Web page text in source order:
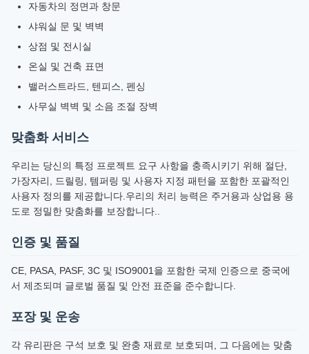
자동차의 정면과 창문
샤워실 문 및 벽벽
상점 및 전시실
온실 및 건축 표면
밸러스트라드, 텐피스, 펜싱
사무실 벽벽 및 소음 조절 장벽
맞춤화 서비스
우리는 당신의 특정 프로젝트 요구 사항을 충족시키기 위해 절단,
가장자리, 드릴링, 템퍼링 및 사용자 지정 패턴을 포함한 포괄적인
사용자 정의를 제공합니다.우리의 처리 능력은 주거용과 상업용 용
도로 정밀한 맞춤화를 보장합니다..
인증 및 품질
CE, PASA, PASF, 3C 및 ISO9001을 포함한 국제 인증으로 중국에
서 제조되며 글로벌 품질 및 안전 표준을 준수합니다.
포장 및 운송
각 유리판은 구석 보호 및 완충 재료로 보호되며, 그 다음에는 맞춤